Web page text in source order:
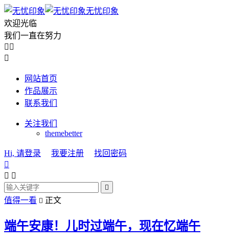
无忧印象
欢迎光临
我们一直在努力
 

网站首页
作品展示
联系我们
关注我们
themebetter
Hi, 请登录 我要注册
找回密码

 

值得一看  正文
端午安康！儿时过端午，现在忆端午